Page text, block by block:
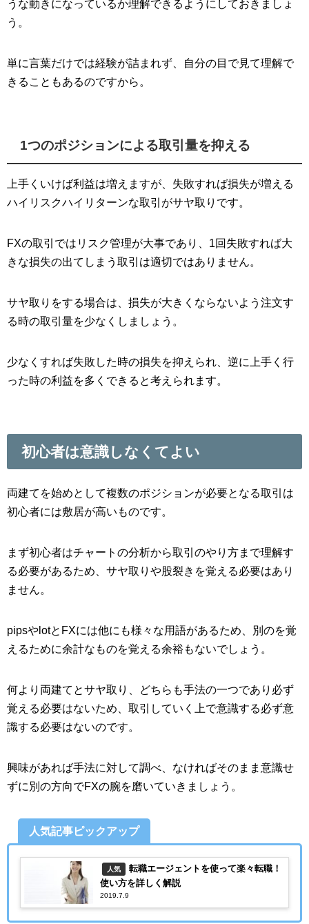
うな動きになっているか理解できるようにしておきましょ
う。
単に言葉だけでは経験が詰まれず、自分の目で見て理解で
きることもあるのですから。
1つのポジションによる取引量を抑える
上手くいけば利益は増えますが、失敗すれば損失が増える
ハイリスクハイリターンな取引がサヤ取りです。
FXの取引ではリスク管理が大事であり、1回失敗すれば大
きな損失の出てしまう取引は適切ではありません。
サヤ取りをする場合は、損失が大きくならないよう注文す
る時の取引量を少なくしましょう。
少なくすれば失敗した時の損失を抑えられ、逆に上手く行
った時の利益を多くできると考えられます。
初心者は意識しなくてよい
両建てを始めとして複数のポジションが必要となる取引は
初心者には敷居が高いものです。
まず初心者はチャートの分析から取引のやり方まで理解す
る必要があるため、サヤ取りや股裂きを覚える必要はあり
ません。
pipsやlotとFXには他にも様々な用語があるため、別のを覚
えるために余計なものを覚える余裕もないでしょう。
何より両建てとサヤ取り、どちらも手法の一つであり必ず
覚える必要はないため、取引していく上で意識する必ず意
識する必要はないのです。
興味があれば手法に対して調べ、なければそのまま意識せ
ずに別の方向でFXの腕を磨いていきましょう。
人気記事ピックアップ
人気
転職エージェントを使って楽々転職！
使い方を詳しく解説
2019.7.9